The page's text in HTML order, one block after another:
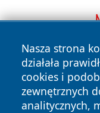
Nasza strona
działała
cookies i
zewnętrznych
analitycznych,